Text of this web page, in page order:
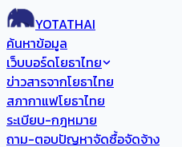
YOTATHAI
ค้นหาข้อมูล
เว็บบอร์ดโยธาไทย
ข่าวสารจากโยธาไทย
สภากาแฟโยธาไทย
ระเบียบ-กฎหมาย
ถาม-ตอบปัญหาจัดซื้อจัดจ้าง